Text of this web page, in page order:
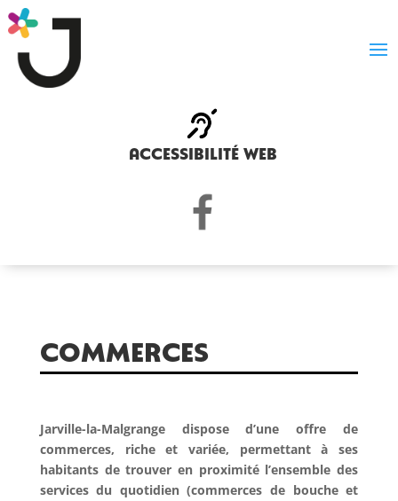
accessibilité web
COMMERCES
Jarville-la-Malgrange dispose d’une offre de
commerces, riche et variée, permettant à ses
habitants de trouver en proximité l’ensemble des
services du quotidien (commerces de bouche et